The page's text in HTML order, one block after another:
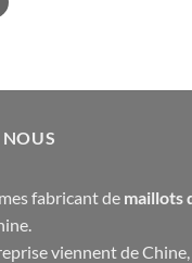
fabricant de maillots
viennent de Chine,